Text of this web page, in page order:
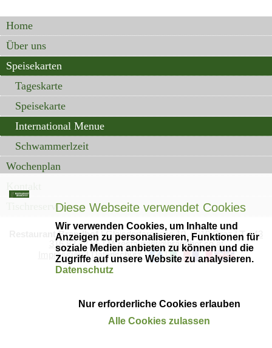
Home
Über uns
Speisekarten
Tageskarte
Speisekarte
International Menue
Schwammerlzeit
Wochenplan
Tischreservierung
Restaurant Brandhof |Gleisdorfergasse10, 8010 Graz |T +43
316 82 42 55|M restaurant@brandhof.co.at
Impressum| Datenschutz| |
Diese Webseite verwendet Cookies
Wir verwenden Cookies, um Inhalte und
Anzeigen zu personalisieren, Funktionen für
soziale Medien anbieten zu können und die
Zugriffe auf unsere Website zu analysieren.
Datenschutz
Nur erforderliche Cookies erlauben
Alle Cookies zulassen